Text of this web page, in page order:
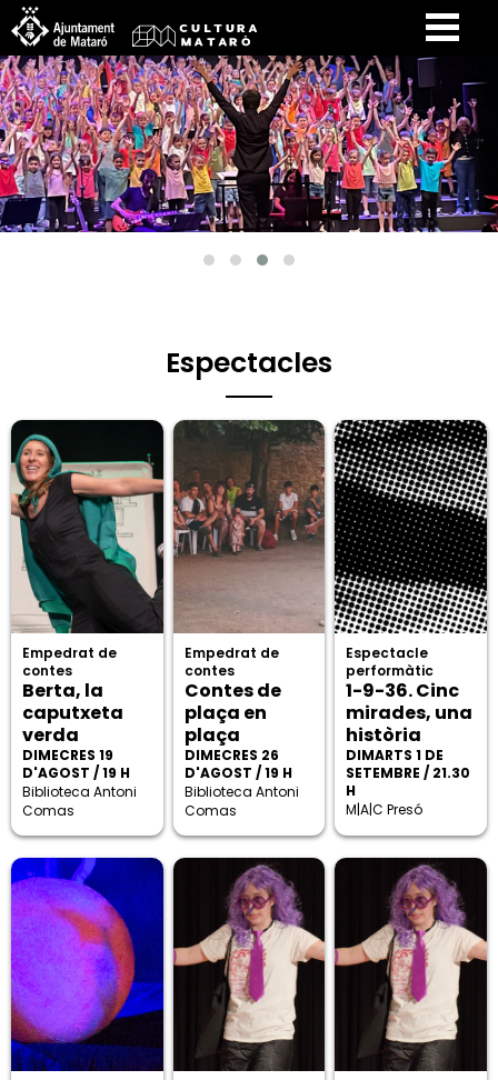
Espectacles
Empedrat de
contes
Berta, la
caputxeta
verda
DIMECRES 19
D'AGOST / 19 H
Biblioteca Antoni
Comas
Empedrat de
contes
Contes de
plaça en
plaça
DIMECRES 26
D'AGOST / 19 H
Biblioteca Antoni
Comas
Espectacle
performàtic
1-9-36. Cinc
mirades, una
història
DIMARTS 1 DE
SETEMBRE / 21.30
H
M|A|C Presó